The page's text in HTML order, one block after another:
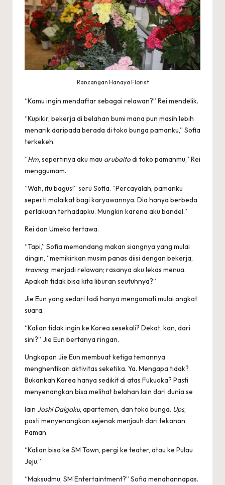
Rancangan Hanaya Florist
“Kamu ingin mendaftar sebagai relawan?” Rei men­delik.
“Kupikir, bekerja di belahan bumi mana pun masih lebih
menarik daripada berada di toko bunga pamanku,” Sofia
terkekeh.
“Hm, sepertinya aku mau arubaitodi toko pamanmu,” Rei
menggumam.
“Wah, itu bagus!” seru Sofia. “Percayalah, pamanku
seperti malaikat bagi karyawannya. Dia hanya berbeda
perlakuan terhadapku. Mungkin karena aku bandel.”
Rei dan Umeko tertawa.
“Tapi,” Sofia memandang makan siangnya yang mulai
dingin, “memikirkan musim panas diisi dengan bekerja,
training, menjadi relawan; rasanya aku lekas menua.
Apakah tidak bisa kita liburan seutuhnya?”
Jie Eun yang sedari tadi hanya mengamati mulai angkat
suara.
“Kalian tidak ingin ke Korea sesekali? Dekat, kan, dari
sini?” Jie Eun bertanya ringan.
Ungkapan Jie Eun membuat ketiga temannya
menghentikan aktivitas seketika. Ya. Mengapa tidak?
Bukankah Korea hanya sedikit di atas Fukuoka? Pasti
menyenangkan bisa melihat belahan lain dari dunia se­
lain Joshi Daigaku, apartemen, dan toko bunga. Ups,
pasti menyenangkan sejenak menjauh dari tekanan
Paman.
“Kalian bisa ke SM Town, pergi ke teater, atau ke Pulau
Jeju.”
“Maksudmu, SM Entertaintment?” Sofia menahanna­pas.